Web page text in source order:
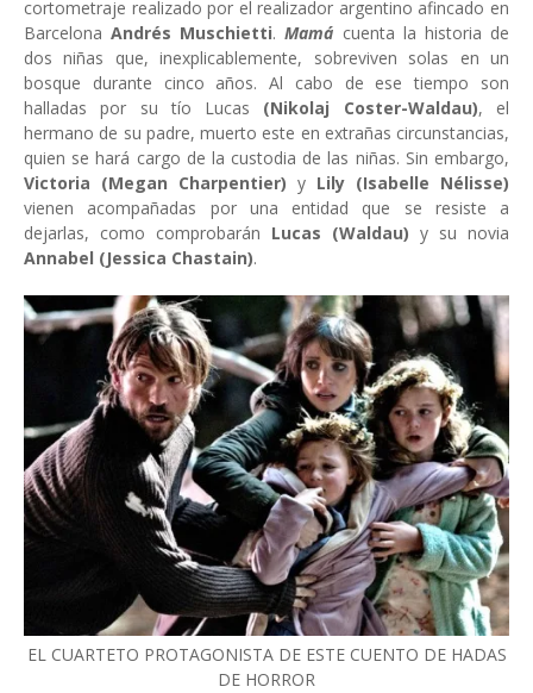
cortometraje realizado por el realizador argentino afincado en
BarcelonaAndrés Muschietti.Mamá cuenta la historia de
dos niñas que, inexplicablemente, sobreviven solas en un
bosque durante cinco años. Al cabo de ese tiempo son
halladas por su tío Lucas (Nikolaj Coster-Waldau), el
hermano de su padre, muerto este en extrañas circunstancias,
quien se hará cargo de la custodia de las niñas. Sin embargo,
Victoria (Megan Charpentier) y Lily (Isabelle Nélisse)
vienen acompañadas por una entidad que se resiste a
dejarlas, como comprobarán Lucas (Waldau) y su novia
Annabel (Jessica Chastain).
EL CUARTETO PROTAGONISTA DE ESTE CUENTO DE HADAS
DE HORROR